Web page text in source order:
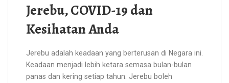
Jerebu, COVID-19 dan
Kesihatan Anda
Jerebu adalah keadaan yang berterusan di Negara ini.
Keadaan menjadi lebih ketara semasa bulan-bulan
panas dan kering setiap tahun. Jerebu boleh